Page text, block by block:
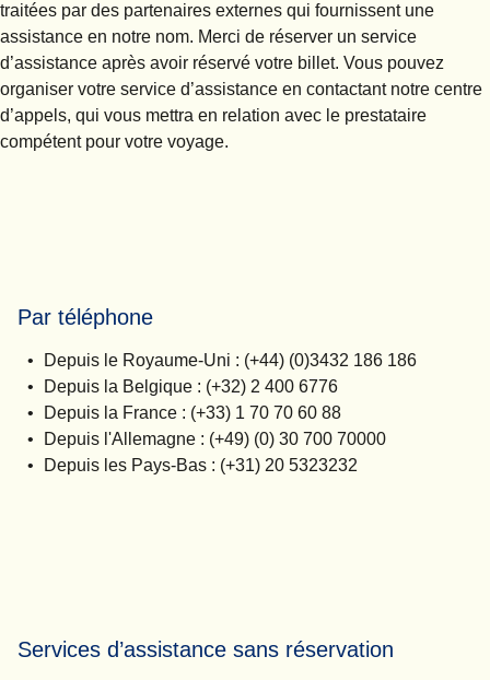
traitées par des partenaires externes qui fournissent une
assistance en notre nom. Merci de réserver un service
d’assistance après avoir réservé votre billet. Vous pouvez
organiser votre service d’assistance en contactant notre centre
d’appels, qui vous mettra en relation avec le prestataire
compétent pour votre voyage.
Par téléphone
Depuis le Royaume-Uni : (+44) (0)3432 186 186
Depuis la Belgique : (+32) 2 400 6776
Depuis la France : (+33) 1 70 70 60 88
Depuis l'Allemagne : (+49) (0) 30 700 70000
Depuis les Pays-Bas : (+31) 20 5323232
Services d’assistance sans réservation